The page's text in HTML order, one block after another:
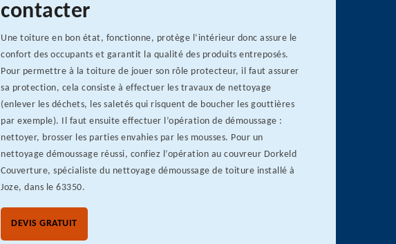
contacter
Une toiture en bon état, fonctionne, protège l’intérieur donc assure le
confort des occupants et garantit la qualité des produits entreposés.
Pour permettre à la toiture de jouer son rôle protecteur, il faut assurer
sa protection, cela consiste à effectuer les travaux de nettoyage
(enlever les déchets, les saletés qui risquent de boucher les gouttières
par exemple). Il faut ensuite effectuer l’opération de démoussage :
nettoyer, brosser les parties envahies par les mousses. Pour un
nettoyage démoussage réussi, confiez l’opération au couvreur Dorkeld
Couverture, spécialiste du nettoyage démoussage de toiture installé à
Joze, dans le 63350.
DEVIS GRATUIT